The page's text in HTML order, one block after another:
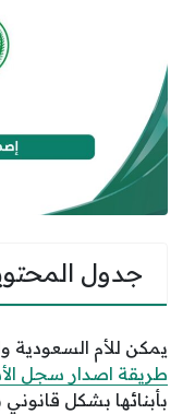
جدول
يمكن للأم السعودية
طريقة اصدار سجل
بأبنائها بشكل